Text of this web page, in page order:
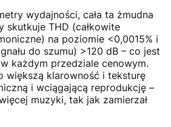
wydajności, cała ta żmudna
skutkuje THD (całkowite
na poziomie <0,0015% i
do szumu) >120 dB – co jest
każdym przedziale cenowym.
większą klarowność i teksturę
i wciągającą reprodukcję –
muzyki, tak jak zamierzał